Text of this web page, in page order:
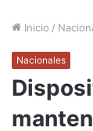
Inicio /
Nacionales